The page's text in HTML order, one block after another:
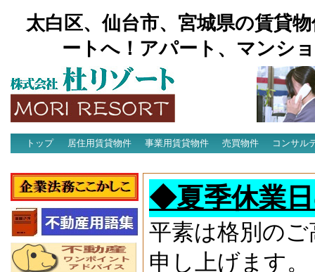
太白区、仙台市、宮城県の賃貸
ートへ！アパート、マンシ
トップ 居住用賃貸物件 事業用賃貸物件 売買物件
コンサル
◆夏季休業
平素は格別の
申し上げます。